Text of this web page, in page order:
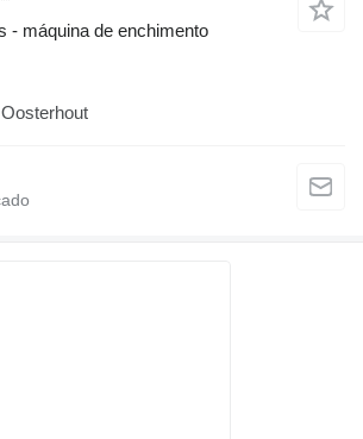
- máquina de enchimento